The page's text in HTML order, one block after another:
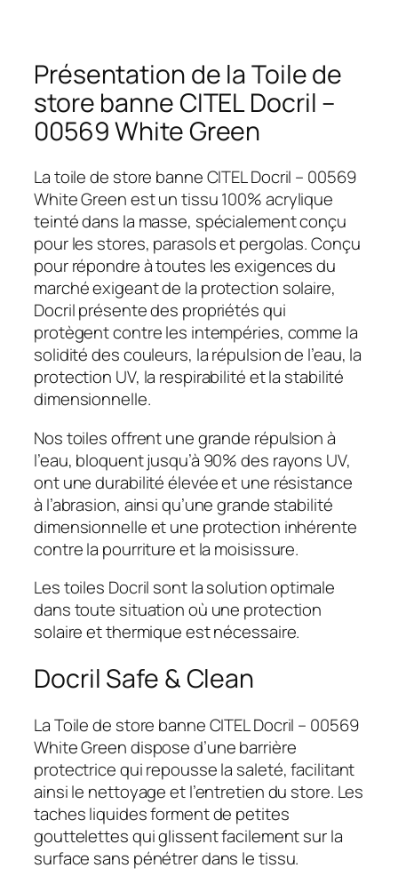
Présentation de la Toile de
store banne CITEL Docril –
00569 White Green
La toile de store banne CITEL Docril – 00569
White Green est un tissu 100% acrylique
teinté dans la masse, spécialement conçu
pour les stores, parasols et pergolas. Conçu
pour répondre à toutes les exigences du
marché exigeant de la protection solaire,
Docril présente des propriétés qui
protègent contre les intempéries, comme la
solidité des couleurs, la répulsion de l’eau, la
protection UV, la respirabilité et la stabilité
dimensionnelle.
Nos toiles offrent une grande répulsion à
l’eau, bloquent jusqu’à 90% des rayons UV,
ont une durabilité élevée et une résistance
à l’abrasion, ainsi qu’une grande stabilité
dimensionnelle et une protection inhérente
contre la pourriture et la moisissure.
Les toiles Docril sont la solution optimale
dans toute situation où une protection
solaire et thermique est nécessaire.
Docril Safe & Clean
La Toile de store banne CITEL Docril – 00569
White Green dispose d’une barrière
protectrice qui repousse la saleté, facilitant
ainsi le nettoyage et l’entretien du store. Les
taches liquides forment de petites
gouttelettes qui glissent facilement sur la
surface sans pénétrer dans le tissu.